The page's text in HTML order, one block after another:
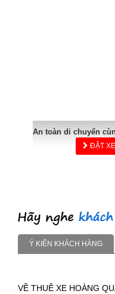
An toàn di chuyển
ĐẶT XE
Ý KIẾN KHÁCH HÀNG
VỀ THUÊ XE HOÀNG